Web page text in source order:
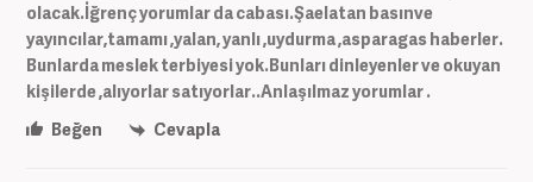
olacak.İğrenç yorumlar da cabası.Şaelatan basınve
yayıncılar,tamamı ,yalan, yanlı ,uydurma ,asparagas haberler.
Bunlarda meslek terbiyesi yok.Bunları dinleyenler ve okuyan
kişilerde ,alıyorlar satıyorlar..Anlaşılmaz yorumlar .
Beğen
Cevapla